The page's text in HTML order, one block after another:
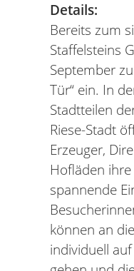
Details:
Bereits zum
Staffelsteins
September
Tür“ ein. In
Stadtteilen
Riese-Stadt
Erzeuger,
Hofläden
spannende
können an
individuell